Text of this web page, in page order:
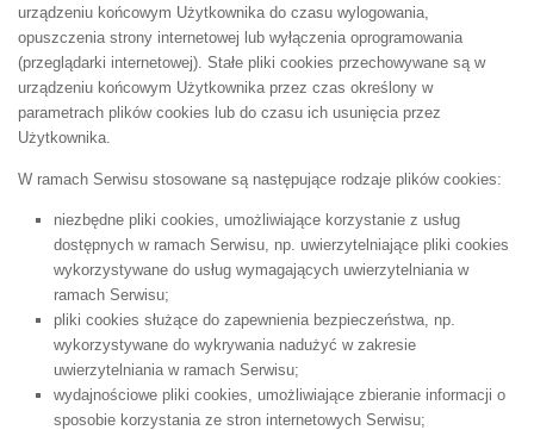
urządzeniu końcowym Użytkownika do czasu wylogowania,
opuszczenia strony internetowej lub wyłączenia oprogramowania
(przeglądarki internetowej). Stałe pliki cookies przechowywane są w
urządzeniu końcowym Użytkownika przez czas określony w
parametrach plików cookies lub do czasu ich usunięcia przez
Użytkownika.
W ramach Serwisu stosowane są następujące rodzaje plików cookies:
niezbędne pliki cookies, umożliwiające korzystanie z usług
dostępnych w ramach Serwisu, np. uwierzytelniające pliki cookies
wykorzystywane do usług wymagających uwierzytelniania w
ramach Serwisu;
pliki cookies służące do zapewnienia bezpieczeństwa, np.
wykorzystywane do wykrywania nadużyć w zakresie
uwierzytelniania w ramach Serwisu;
wydajnościowe pliki cookies, umożliwiające zbieranie informacji o
sposobie korzystania ze stron internetowych Serwisu;